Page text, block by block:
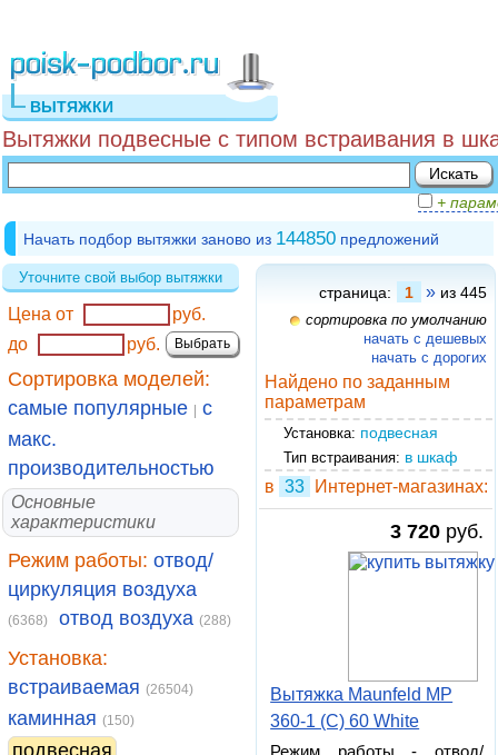
ВЫТЯЖКИ
Вытяжки подвесные с типом встраивания в
+
Начать подбор вытяжки заново из 144850 предложений
Уточните свой выбор вытяжки
Цена от
руб.
до
руб.
Сортировка моделей:
самые популярные
с
макс.
производительностью
Основные
характеристики
Режим работы: отвод/
циркуляция воздуха
(6368) отвод воздуха (288)
Установка:
встраиваемая (26504)
каминная (150)
подвесная
страница: 1 » из 445
сортировка по умолчанию
начать с дешевых
начать с дорогих
Найдено по заданным
параметрам
Установка: подвесная
Тип встраивания: в шкаф
в 33 Интернет-магазинах:
3 720 руб.
Вытяжка Maunfeld MP
360-1 (С) 60 White